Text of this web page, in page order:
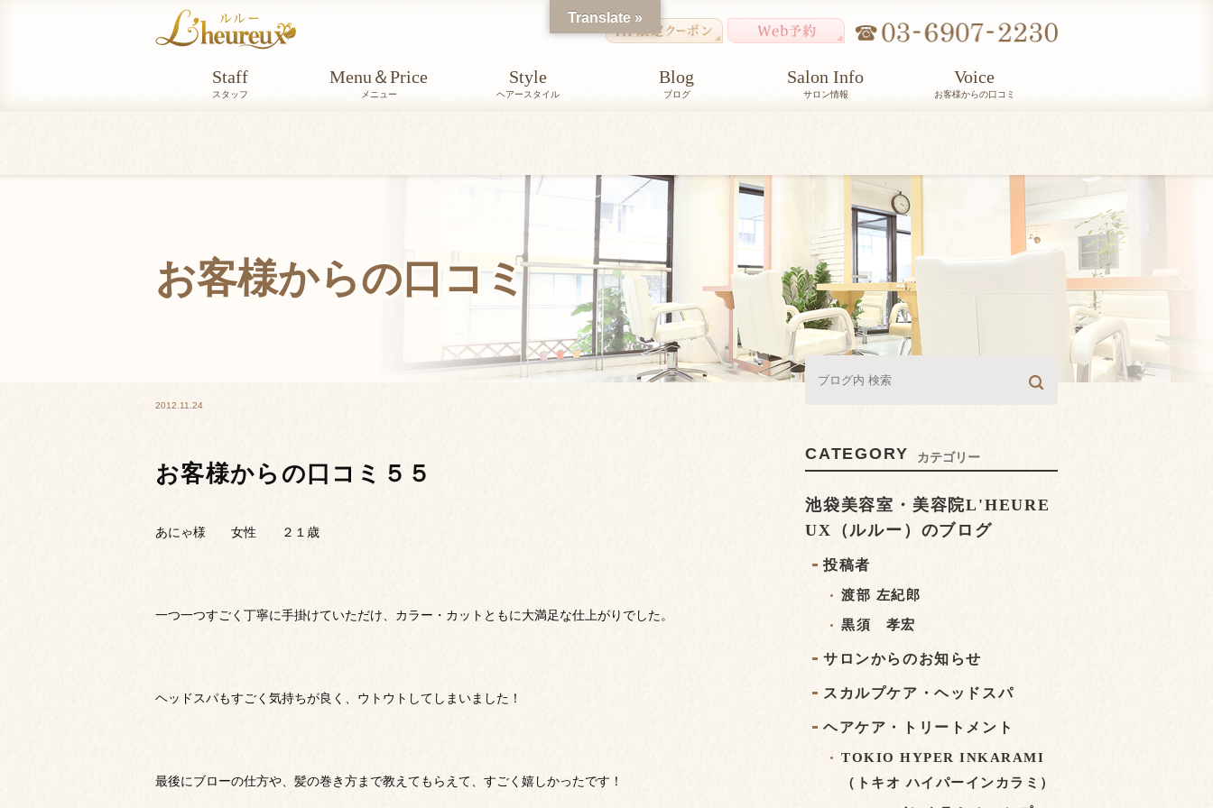
Staff
スタッフ
Menu＆Price
メニュー
Style
ヘアースタイル
Blog
ブログ
Salon Info
サロン情報
Voice
お客様からの口コミ
お客様からの口コミ
2012.11.24
お客様からの口コミ５５
あにゃ様 女性 ２１歳
一つ一つすごく丁寧に手掛けていただけ、カラー・カットともに大満足な仕上がりでした。
ヘッドスパもすごく気持ちが良く、ウトウトしてしまいました！
最後にブローの仕方や、髪の巻き方まで教えてもらえて、すごく嬉しかったです！
CATEGORY カテゴリー
池袋美容室・美容院L'HEURE
UX（ルルー）のブログ
投稿者
渡部 左紀郎
黒須 孝宏
サロンからのお知らせ
スカルプケア・ヘッドスパ
ヘアケア・トリートメント
TOKIO HYPER INKARAMI
（トキオ ハイパーインカラミ）
Translate »